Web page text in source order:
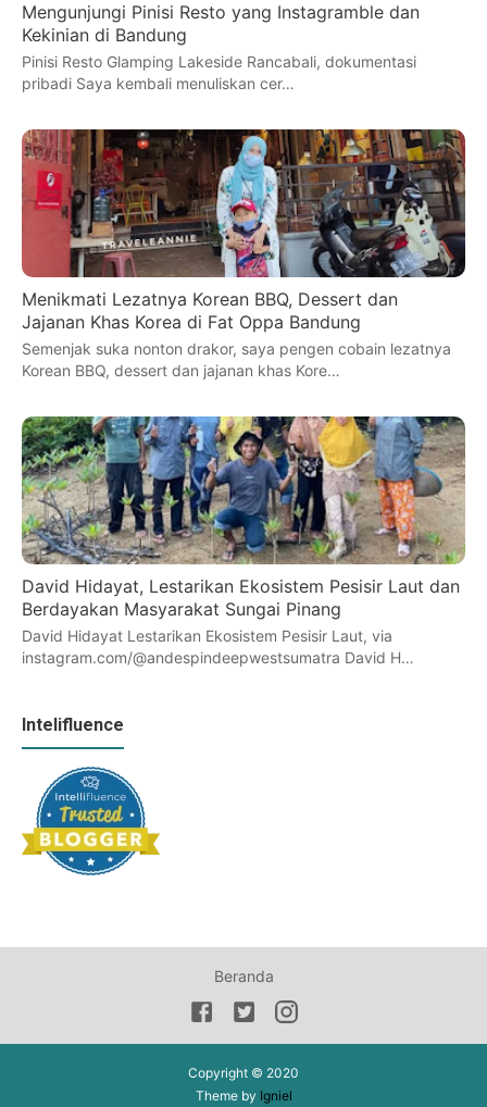
Mengunjungi Pinisi Resto yang Instagramble dan
Kekinian di Bandung
Pinisi Resto Glamping Lakeside Rancabali, dokumentasi
pribadi Saya kembali menuliskan cer…
Menikmati Lezatnya Korean BBQ, Dessert dan
Jajanan Khas Korea di Fat Oppa Bandung
Semenjak suka nonton drakor, saya pengen cobain lezatnya
Korean BBQ, dessert dan jajanan khas Kore…
David Hidayat, Lestarikan Ekosistem Pesisir Laut dan
Berdayakan Masyarakat Sungai Pinang
David Hidayat Lestarikan Ekosistem Pesisir Laut, via
instagram.com/@andespindeepwestsumatra David H…
Intelifluence
Beranda
Copyright © 2020
Theme by Igniel